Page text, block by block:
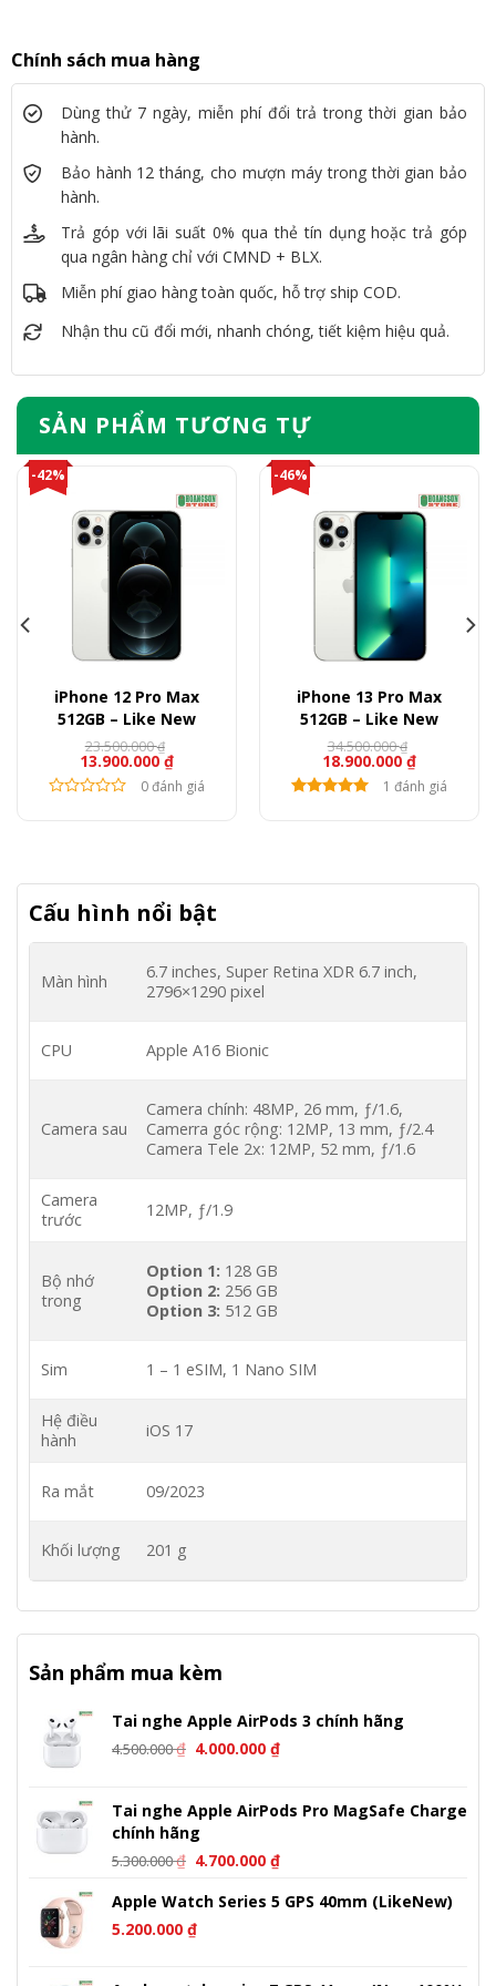
Chính sách mua hàng
Dùng thử 7 ngày, miễn phí đổi trả trong thời gian bảo
hành.
Bảo hành 12 tháng, cho mượn máy trong thời gian bảo
hành.
Trả góp với lãi suất 0% qua thẻ tín dụng hoặc trả góp
qua ngân hàng chỉ với CMND + BLX.
Miễn phí giao hàng toàn quốc, hỗ trợ ship COD.
Nhận thu cũ đổi mới, nhanh chóng, tiết kiệm hiệu quả.
SẢN PHẨM TƯƠNG TỰ
-42%
iPhone 12 Pro Max
512GB – Like New
13.900.000 ₫
23.500.000₫
0 đánh giá
-46%
iPhone 13 Pro Max
512GB – Like New
18.900.000 ₫
34.500.000₫
1 đánh giá
Cấu hình nổi bật
Màn hình
6.7 inches, Super Retina XDR 6.7 inch,
2796×1290 pixel
CPU Apple A16 Bionic
Camera sau
Camera chính: 48MP, 26 mm, ƒ/1.6,
Camerra góc rộng: 12MP, 13 mm, ƒ/2.4
Camera Tele 2x: 12MP, 52 mm, ƒ/1.6
Camera
trước
12MP, ƒ/1.9
Bộ nhớ
trong
Option 1: 128 GB
Option 2: 256 GB
Option 3: 512 GB
Sim 1 – 1 eSIM, 1 Nano SIM
Hệ điều
hành
iOS 17
Ra mắt 09/2023
Khối lượng 201 g
Sản phẩm mua kèm
Tai nghe Apple AirPods 3 chính hãng
4.500.000₫ Giá
4.500.000 ₫.
4.000.000₫Giá
là:
Tai nghe Apple AirPods Pro MagSafe Charge
chính hãng
5.300.000₫ Giá
là:
5.300.000 ₫.
4.700.000₫Giá
tại
Apple Watch Series 5 GPS 40mm (LikeNew)
5.200.000 ₫